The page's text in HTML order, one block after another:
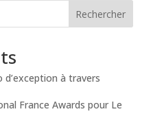
Rechercher
à travers
France Awards pour Le